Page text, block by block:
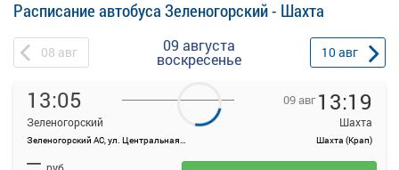
Расписание автобуса Зеленогорский - Шахта
08 авг 09 августа
воскресенье 10авг
13:05
Зеленогорский
Зеленогорский АС, ул. Центральная, 36
09 авг 13:19
Шахта
Шахта (Крап)
—
На данной странице вы можете ознакомиться с расписанием и
купить билет онлайн на автобус Зеленогорский - Шахта.